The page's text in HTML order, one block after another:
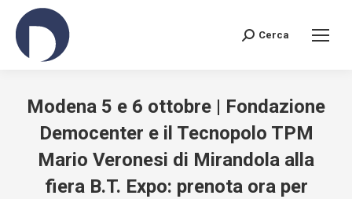
Search:
Cerca
Modena 5 e 6 ottobre | Fondazione
Democenter e il Tecnopolo TPM
Mario Veronesi di Mirandola alla
fiera B.T. Expo: prenota ora per